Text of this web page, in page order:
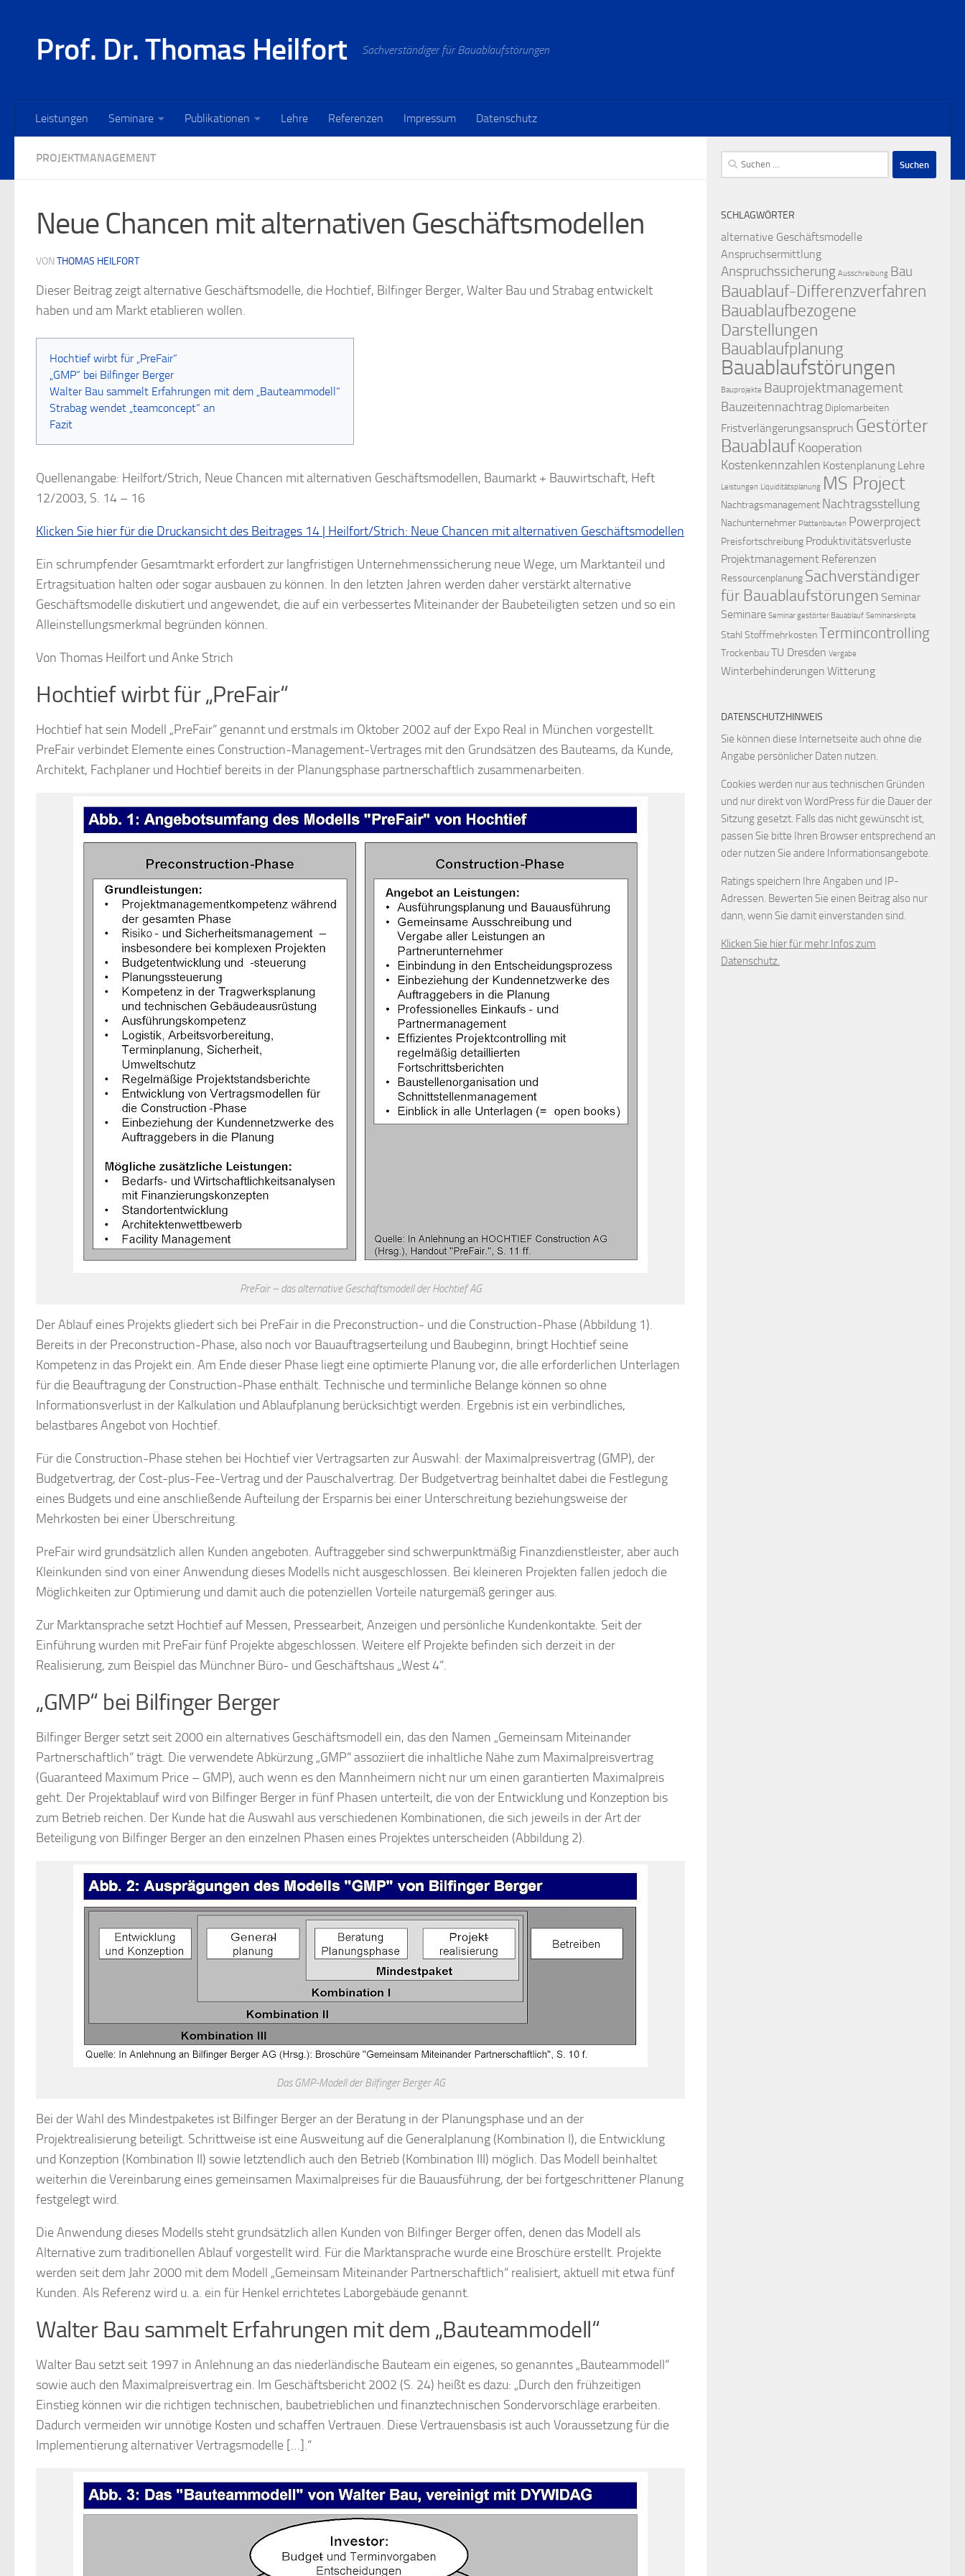
Prof. Dr. Thomas Heilfort Sachverständiger für Bauablaufstörungen
Leistungen Seminare Publikationen Lehre Referenzen Impressum Datenschutz
PROJEKTMANAGEMENT
Neue Chancen mit alternativen Geschäftsmodellen
VON THOMAS HEILFORT
Dieser Beitrag zeigt alternative Geschäftsmodelle, die Hochtief, Bilfinger Berger, Walter Bau und Strabag entwickelt
haben und am Markt etablieren wollen.
Hochtief wirbt für „PreFair“
„GMP“ bei Bilfinger Berger
Walter Bau sammelt Erfahrungen mit dem „Bauteammodell“
Strabag wendet „teamconcept“ an
Fazit
Quellenangabe: Heilfort/Strich, Neue Chancen mit alternativen Geschäftsmodellen, Baumarkt + Bauwirtschaft, Heft
12/2003, S. 14 – 16
Klicken Sie hier für die Druckansicht des Beitrages 14 | Heilfort/Strich: Neue Chancen mit alternativen Geschäftsmodellen
Ein schrumpfender Gesamtmarkt erfordert zur langfristigen Unternehmenssicherung neue Wege, um Marktanteil und
Ertragsituation halten oder sogar ausbauen zu können. In den letzten Jahren werden daher verstärkt alternative
Geschäftsmodelle diskutiert und angewendet, die auf ein verbessertes Miteinander der Baubeteiligten setzen und so ein
Alleinstellungsmerkmal begründen können.
Von Thomas Heilfort und Anke Strich
Hochtief wirbt für „PreFair“
Hochtief hat sein Modell „PreFair“ genannt und erstmals im Oktober 2002 auf der Expo Real in München vorgestellt.
PreFair verbindet Elemente eines Construction-Management-Vertrages mit den Grundsätzen des Bauteams, da Kunde,
Architekt, Fachplaner und Hochtief bereits in der Planungsphase partnerschaftlich zusammenarbeiten.
PreFair – das alternative Geschäftsmodell der Hochtief AG
Der Ablauf eines Projekts gliedert sich bei PreFair in die Preconstruction- und die Construction-Phase (Abbildung 1).
Bereits in der Preconstruction-Phase, also noch vor Bauauftragserteilung und Baubeginn, bringt Hochtief seine
Kompetenz in das Projekt ein. Am Ende dieser Phase liegt eine optimierte Planung vor, die alle erforderlichen Unterlagen
für die Beauftragung der Construction-Phase enthält. Technische und terminliche Belange können so ohne
Informationsverlust in der Kalkulation und Ablaufplanung berücksichtigt werden. Ergebnis ist ein verbindliches,
belastbares Angebot von Hochtief.
Für die Construction-Phase stehen bei Hochtief vier Vertragsarten zur Auswahl: der Maximalpreisvertrag (GMP), der
Budgetvertrag, der Cost-plus-Fee-Vertrag und der Pauschalvertrag. Der Budgetvertrag beinhaltet dabei die Festlegung
eines Budgets und eine anschließende Aufteilung der Ersparnis bei einer Unterschreitung beziehungsweise der
Mehrkosten bei einer Überschreitung.
PreFair wird grundsätzlich allen Kunden angeboten. Auftraggeber sind schwerpunktmäßig Finanzdienstleister, aber auch
Kleinkunden sind von einer Anwendung dieses Modells nicht ausgeschlossen. Bei kleineren Projekten fallen jedoch die
Möglichkeiten zur Optimierung und damit auch die potenziellen Vorteile naturgemäß geringer aus.
Zur Marktansprache setzt Hochtief auf Messen, Pressearbeit, Anzeigen und persönliche Kundenkontakte. Seit der
Einführung wurden mit PreFair fünf Projekte abgeschlossen. Weitere elf Projekte befinden sich derzeit in der
Realisierung, zum Beispiel das Münchner Büro- und Geschäftshaus „West 4“.
„GMP“ bei Bilfinger Berger
Bilfinger Berger setzt seit 2000 ein alternatives Geschäftsmodell ein, das den Namen „Gemeinsam Miteinander
Partnerschaftlich“ trägt. Die verwendete Abkürzung „GMP“ assoziiert die inhaltliche Nähe zum Maximalpreisvertrag
(Guaranteed Maximum Price – GMP), auch wenn es den Mannheimern nicht nur um einen garantierten Maximalpreis
geht. Der Projektablauf wird von Bilfinger Berger in fünf Phasen unterteilt, die von der Entwicklung und Konzeption bis
zum Betrieb reichen. Der Kunde hat die Auswahl aus verschiedenen Kombinationen, die sich jeweils in der Art der
Beteiligung von Bilfinger Berger an den einzelnen Phasen eines Projektes unterscheiden (Abbildung 2).
Das GMP-Modell der Bilfinger Berger AG
Bei der Wahl des Mindestpaketes ist Bilfinger Berger an der Beratung in der Planungsphase und an der
Projektrealisierung beteiligt. Schrittweise ist eine Ausweitung auf die Generalplanung (Kombination I), die Entwicklung
und Konzeption (Kombination II) sowie letztendlich auch den Betrieb (Kombination III) möglich. Das Modell beinhaltet
weiterhin die Vereinbarung eines gemeinsamen Maximalpreises für die Bauausführung, der bei fortgeschrittener Planung
festgelegt wird.
Die Anwendung dieses Modells steht grundsätzlich allen Kunden von Bilfinger Berger offen, denen das Modell als
Alternative zum traditionellen Ablauf vorgestellt wird. Für die Marktansprache wurde eine Broschüre erstellt. Projekte
werden seit dem Jahr 2000 mit dem Modell „Gemeinsam Miteinander Partnerschaftlich“ realisiert, aktuell mit etwa fünf
Kunden. Als Referenz wird u. a. ein für Henkel errichtetes Laborgebäude genannt.
Walter Bau sammelt Erfahrungen mit dem „Bauteammodell“
Walter Bau setzt seit 1997 in Anlehnung an das niederländische Bauteam ein eigenes, so genanntes „Bauteammodell“
sowie auch den Maximalpreisvertrag ein. Im Geschäftsbericht 2002 (S. 24) heißt es dazu: „Durch den frühzeitigen
Einstieg können wir die richtigen technischen, baubetrieblichen und finanztechnischen Sondervorschläge erarbeiten.
Dadurch vermeiden wir unnötige Kosten und schaffen Vertrauen. Diese Vertrauensbasis ist auch Voraussetzung für die
Implementierung alternativer Vertragsmodelle […].“
Suchen
nach:
SCHLAGWÖRTER
alternative Geschäftsmodelle
Anspruchsermittlung
Anspruchssicherung Ausschreibung Bau
Bauablauf-Differenzverfahren
Bauablaufbezogene
Darstellungen
Bauablaufplanung
Bauablaufstörungen
Bauprojekte Bauprojektmanagement
Bauzeitennachtrag Diplomarbeiten
Fristverlängerungsanspruch Gestörter
Bauablauf Kooperation
Kostenkennzahlen Kostenplanung Lehre
Leistungen Liquiditätsplanung MS Project
Nachtragsmanagement Nachtragsstellung
Nachunternehmer Plattenbauten Powerproject
Preisfortschreibung Produktivitätsverluste
Projektmanagement Referenzen
Ressourcenplanung Sachverständiger
für Bauablaufstörungen Seminar
Seminare Seminar gestörter Bauablauf Seminarskripte
Stahl StoffmehrkostenTermincontrolling
TrockenbauTU Dresden Vergabe
Winterbehinderungen Witterung
DATENSCHUTZHINWEIS
Sie können diese Internetseite auch ohne die
Angabe persönlicher Daten nutzen.
Cookies werden nur aus technischen Gründen
und nur direkt von WordPress für die Dauer der
Sitzung gesetzt. Falls das nicht gewünscht ist,
passen Sie bitte Ihren Browser entsprechend an
oder nutzen Sie andere Informationsangebote.
Ratings speichern Ihre Angaben und IP-
Adressen. Bewerten Sie einen Beitrag also nur
dann, wenn Sie damit einverstanden sind.
Klicken Sie hier für mehr Infos zum
Datenschutz.